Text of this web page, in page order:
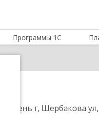
Программы 1С
Тюмень г, Щербакова